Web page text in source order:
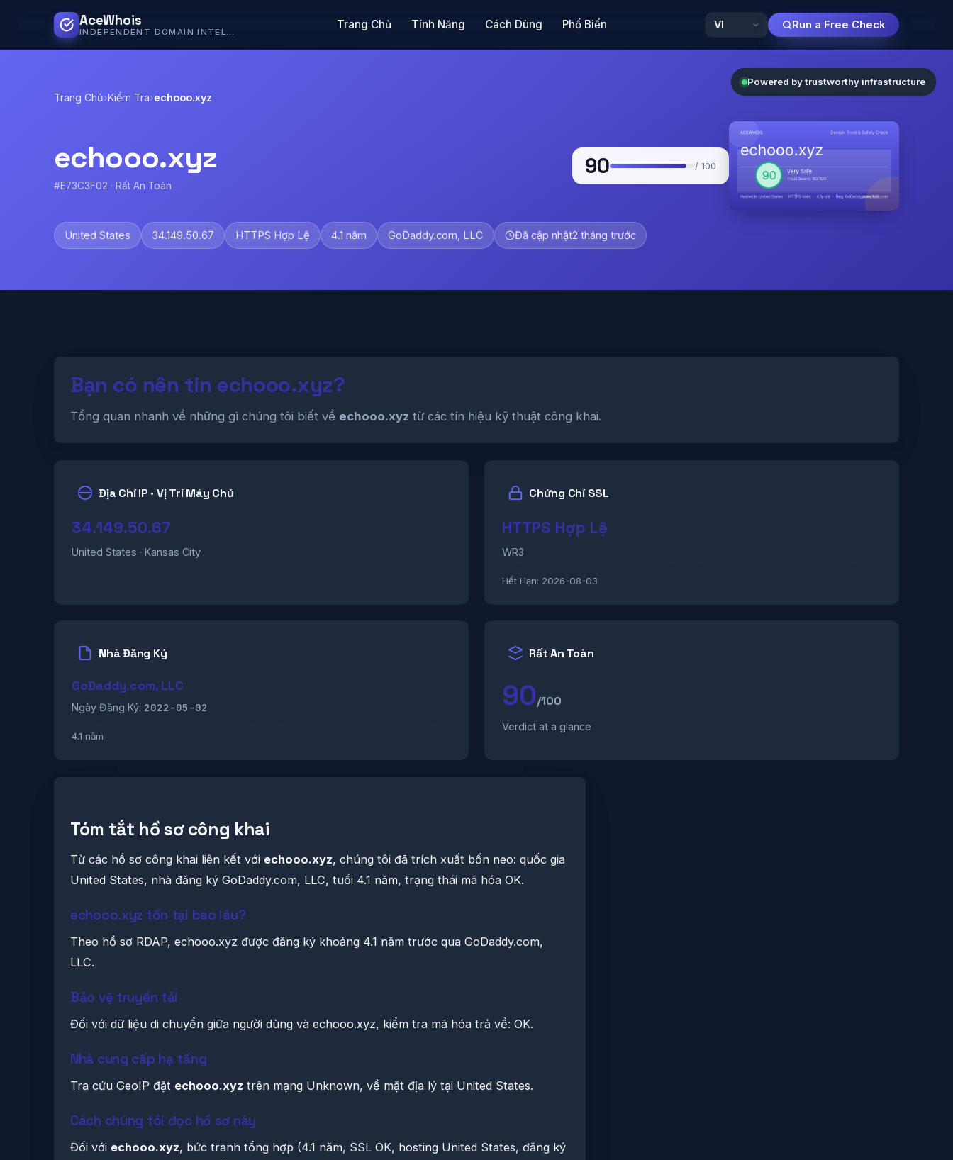
AceWhois Trang Chủ Tính Năng Cách Dùng Phổ Biến Run a Free Check
Trang Chủ›Kiểm Tra›echooo.xyz
echooo.xyz
#E73C3F02 · Rất An Toàn
90 / 100
United States 34.149.50.67 HTTPS Hợp Lệ 4.1 năm GoDaddy.com, LLC Đã cập nhật2 tháng trước
Bạn có nên tin echooo.xyz?
Tổng quan nhanh về những gì chúng tôi biết về echooo.xyz từ các tín hiệu kỹ thuật công khai.
Địa Chỉ IP · Vị Trí Máy Chủ
34.149.50.67
United States · Kansas City
Chứng Chỉ SSL
HTTPS Hợp Lệ
WR3
Hết Hạn: 2026-08-03
Nhà Đăng Ký
GoDaddy.com, LLC
Ngày Đăng Ký: 2022-05-02
4.1 năm
Rất An Toàn
90/100
Verdict at a glance
Tóm tắt hồ sơ công khai
Từ các hồ sơ công khai liên kết với echooo.xyz, chúng tôi đã trích xuất bốn neo: quốc gia
United States, nhà đăng ký GoDaddy.com, LLC, tuổi 4.1 năm, trạng thái mã hóa OK.
echooo.xyz tồn tại bao lâu?
Theo hồ sơ RDAP, echooo.xyz được đăng ký khoảng 4.1 năm trước qua GoDaddy.com,
LLC.
Bảo vệ truyền tải
Đối với dữ liệu di chuyển giữa người dùng và echooo.xyz, kiểm tra mã hóa trả về: OK.
Nhà cung cấp hạ tầng
Tra cứu GeoIP đặt echooo.xyz trên mạng Unknown, về mặt địa lý tại United States.
Cách chúng tôi đọc hồ sơ này
Đối với echooo.xyz, bức tranh tổng hợp (4.1 năm, SSL OK, hosting United States, đăng ký
Powered by trustworthy infrastructure